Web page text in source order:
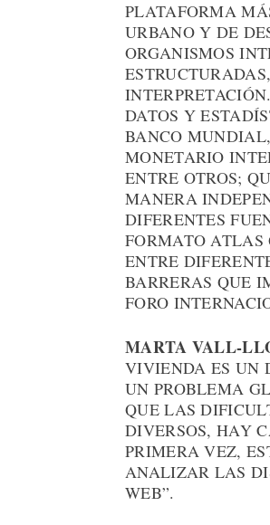
PLATAFORMA
URBANO Y DE
ORGANISMOS
DATOS Y
BANCO
MONETARIO
ENTRE OTROS;
MANERA
DIFERENTES
FORMATO ATLAS
ENTRE
BARRERAS QUE
FORO
MARTA VALL-
VIVIENDA ES UN
UN PROBLEMA
QUE LAS
DIVERSOS, HAY
PRIMERA VEZ,
ANALIZAR LAS
WEB”.